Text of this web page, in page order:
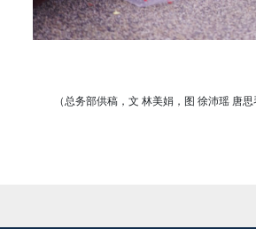
（总务部供稿，文 林美娟，图 徐沛瑶 唐思